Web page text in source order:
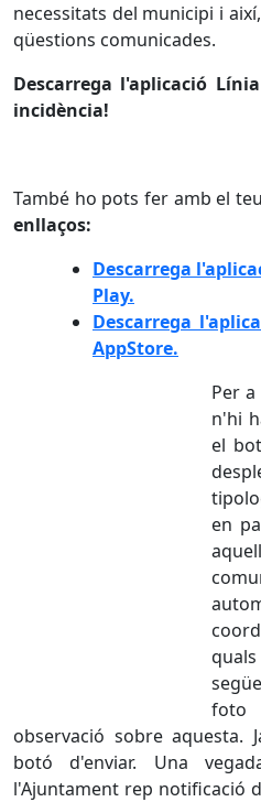
necessitats del municipi i
qüestions comunicades.
Descarrega l'aplicació
incidència!
També ho pots fer amb el
enllaços:
Descarrega
Play.
Descarrega
AppStore.
Per
n'hi
el
en
observació sobre aquesta.
botó d'enviar. Una
l'Ajuntament rep notificació